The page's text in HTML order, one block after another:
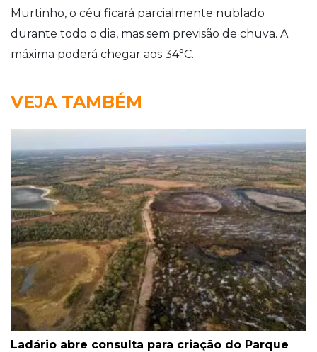
Murtinho, o céu ficará parcialmente nublado
durante todo o dia, mas sem previsão de chuva. A
máxima poderá chegar aos 34°C.
VEJA TAMBÉM
Ladário abre consulta para criação do Parque